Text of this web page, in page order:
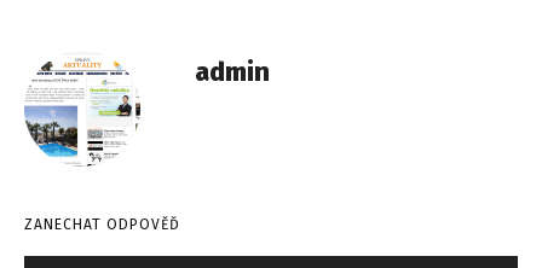
admin
ZANECHAT ODPOVĚĎ